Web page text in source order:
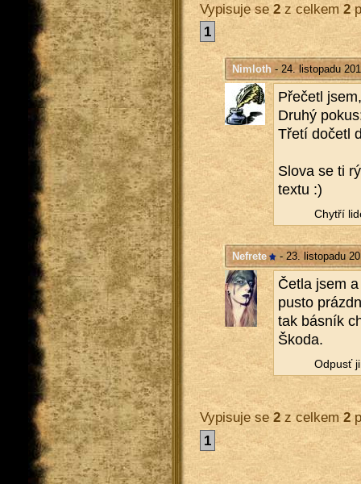
Vypisuje se2z celkem 2
1
Nimloth- 24. listopadu
Pře­če­tl
Druhý
Třetí do­če­tl
Slova se ti
textu :)
Chytří
Nefrete - 23. listopadu
Četla jsem
pusto
tak bás­ník
Škoda.
Od­pusť
Vypisuje se 2z celkem2
1